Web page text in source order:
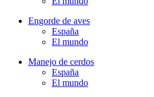
Engorde de aves
España
El mundo
Manejo de cerdos
España
El mundo